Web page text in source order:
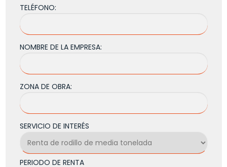
TELÉFONO:
NOMBRE DE LA EMPRESA:
ZONA DE OBRA:
SERVICIO DE INTERÉS
PERIODO DE RENTA